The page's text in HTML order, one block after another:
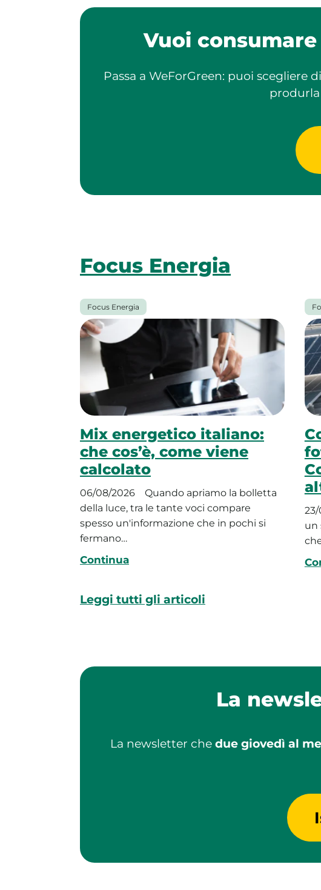
Vuoi
Passa a WeForGreen: puoi
produrla
Focus Energia
Focus Energia
Mix energetico italiano:
che cos’è, come viene
calcolato
06/08/2026
Quando apriamo la bolletta
della luce, tra le tante voci compare
spesso un'informazione che in pochi si
fermano…
Continua
un
Leggi tutti gli articoli
La
La newsletter che due giovedì al